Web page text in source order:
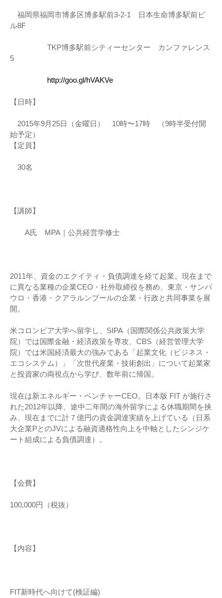
福岡県福岡市博多区博多駅前3-2-1 日本生命博多駅前ビ
ル8F
TKP博多駅前シティーセンター カンファレンス
5
http://goo.gl/hVAKVe
【日時】
2015年9月25日（金曜日） 10時〜17時 （9時半受付開
始予定）
【定員】
30名
【講師】
A氏 MPA｜公共経営学修士
2011年、資金のエクイティ・負債調達を経て起業。現在まで
に異なる業種の企業CEO・社外取締役を務め、東京・サンパ
ウロ・香港・クアラルンプールの企業・行政と共同事業を展
開。
米コロンビア大学へ留学し、SIPA（国際関係公共政策大学
院）では国際金融・経済政策を専攻、CBS（経営管理大学
院）では米国経済最大の強みである「起業文化（ビジネス・
エコシステム）」「次世代産業・技術創出」について起業家
と投資家の両視点から学び、数年前に帰国。
現在は新エネルギー・ベンチャーCEO。日本版 FIT が施行さ
れた2012年以降、途中二年間の海外留学による休職期間を挟
み、現在までに計７億円の資金調達実績を上げている（日系
大企業PとのJVによる融資適格性向上を中軸としたシンジケ
ート組成による負債調達）。
【会費】
100,000円（税抜）
【内容】
FIT新時代へ向けて(検証編)